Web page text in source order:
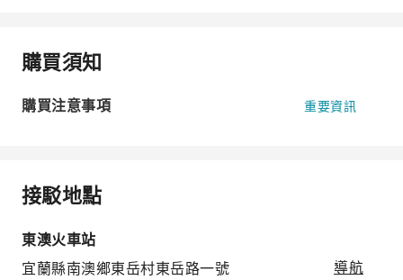
購買須知
購買注意事項 重要資訊
接駁地點
東澳火車站
宜蘭縣南澳鄉東岳村東岳路一號
導航